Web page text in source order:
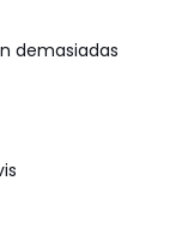
demasiadas